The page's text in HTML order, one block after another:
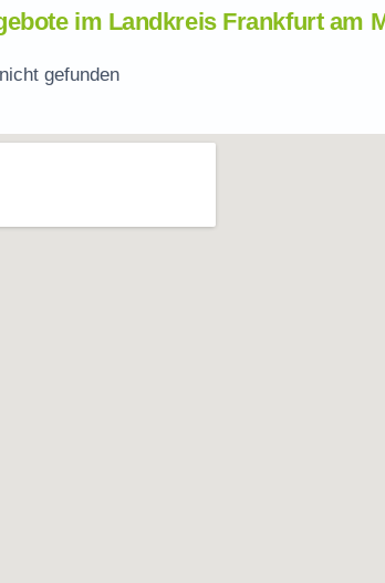
im Landkreis Frankfurt am
gefunden